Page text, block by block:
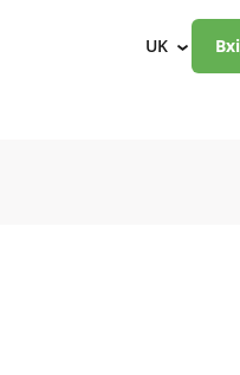
UK ›